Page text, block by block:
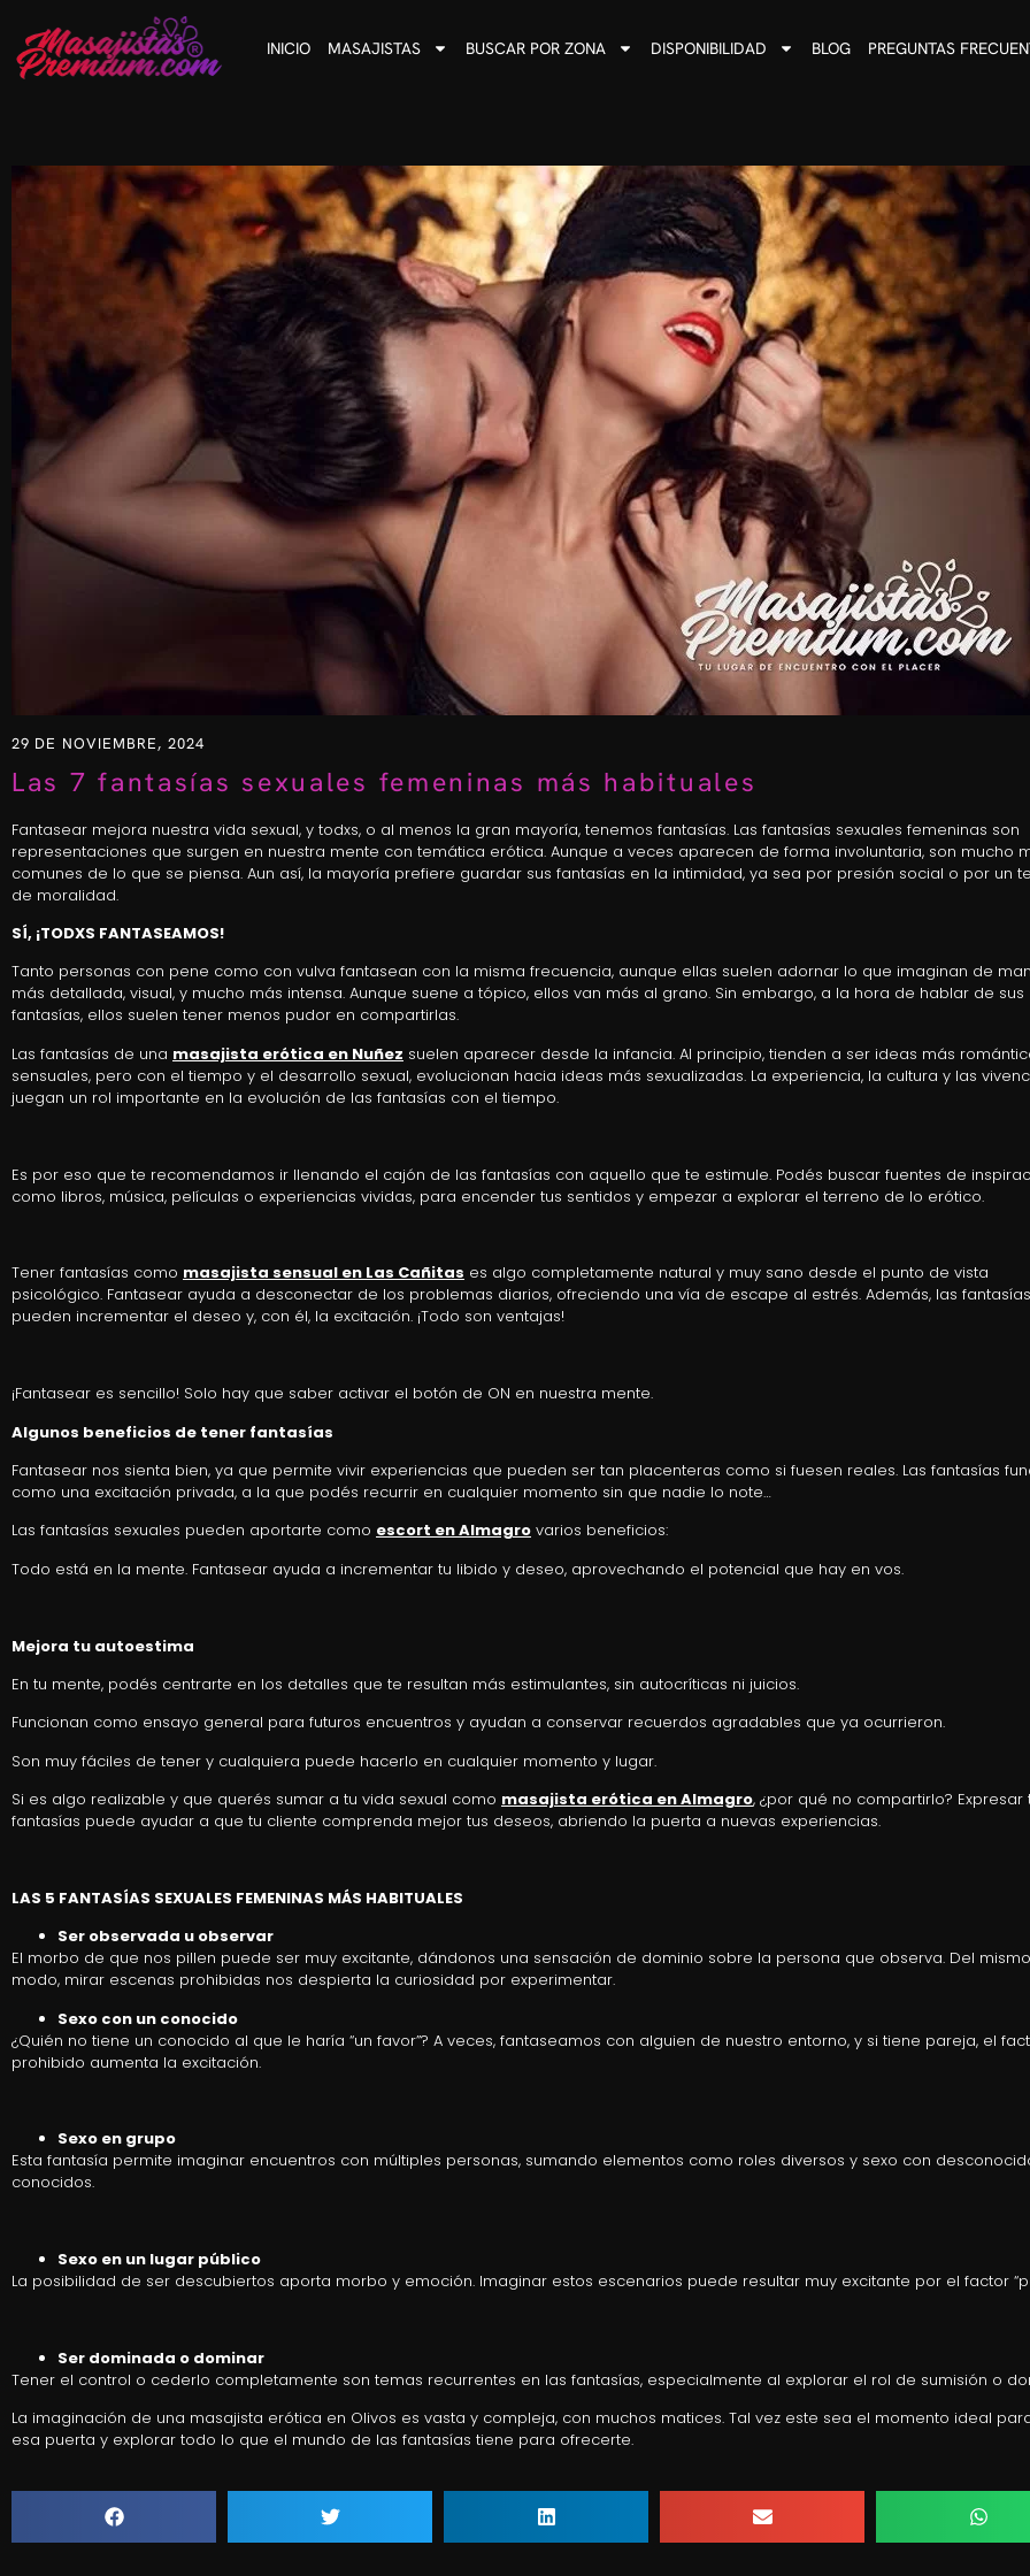
INICIO MASAJISTAS BUSCAR POR ZONA DISPONIBILIDAD BLOG PREGUNTAS
29 DE NOVIEMBRE, 2024
Las 7 fantasías sexuales femeninas más habituales
Fantasear mejora nuestra vida sexual, y todxs, o al menos la gran mayoría, tenemos fantasías. Las fantasías sexuales femeninas son
representaciones que surgen en nuestra mente con temática erótica. Aunque a veces aparecen de forma involuntaria, son mucho
comunes de lo que se piensa. Aun así, la mayoría prefiere guardar sus fantasías en la intimidad, ya sea por presión social o por un
de moralidad.
SÍ, ¡TODXS FANTASEAMOS!
Tanto personas con pene como con vulva fantasean con la misma frecuencia, aunque ellas suelen adornar lo que imaginan de
más detallada, visual, y mucho más intensa. Aunque suene a tópico, ellos van más al grano. Sin embargo, a la hora de hablar de sus
fantasías, ellos suelen tener menos pudor en compartirlas.
Las fantasías de una masajista erótica en Nuñez suelen aparecer desde la infancia. Al principio, tienden a ser ideas más
sensuales, pero con el tiempo y el desarrollo sexual, evolucionan hacia ideas más sexualizadas. La experiencia, la cultura y las
juegan un rol importante en la evolución de las fantasías con el tiempo.
Es por eso que te recomendamos ir llenando el cajón de las fantasías con aquello que te estimule. Podés buscar fuentes de
como libros, música, películas o experiencias vividas, para encender tus sentidos y empezar a explorar el terreno de lo erótico.
Tener fantasías como masajista sensual en Las Cañitas es algo completamente natural y muy sano desde el punto de vista
psicológico. Fantasear ayuda a desconectar de los problemas diarios, ofreciendo una vía de escape al estrés. Además, las fantasías
pueden incrementar el deseo y, con él, la excitación. ¡Todo son ventajas!
¡Fantasear es sencillo! Solo hay que saber activar el botón de ON en nuestra mente.
Algunos beneficios de tener fantasías
Fantasear nos sienta bien, ya que permite vivir experiencias que pueden ser tan placenteras como si fuesen reales. Las fantasías
como una excitación privada, a la que podés recurrir en cualquier momento sin que nadie lo note…
Las fantasías sexuales pueden aportarte como escort en Almagro varios beneficios:
Todo está en la mente. Fantasear ayuda a incrementar tu libido y deseo, aprovechando el potencial que hay en vos.
Mejora tu autoestima
En tu mente, podés centrarte en los detalles que te resultan más estimulantes, sin autocríticas ni juicios.
Funcionan como ensayo general para futuros encuentros y ayudan a conservar recuerdos agradables que ya ocurrieron.
Son muy fáciles de tener y cualquiera puede hacerlo en cualquier momento y lugar.
Si es algo realizable y que querés sumar a tu vida sexual como masajista erótica en Almagro, ¿por qué no compartirlo? Expresar
fantasías puede ayudar a que tu cliente comprenda mejor tus deseos, abriendo la puerta a nuevas experiencias.
LAS 5 FANTASÍAS SEXUALES FEMENINAS MÁS HABITUALES
Ser observada u observar
El morbo de que nos pillen puede ser muy excitante, dándonos una sensación de dominio sobre la persona que observa. Del mismo
modo, mirar escenas prohibidas nos despierta la curiosidad por experimentar.
Sexo con un conocido
¿Quién no tiene un conocido al que le haría “un favor”? A veces, fantaseamos con alguien de nuestro entorno, y si tiene pareja, el
prohibido aumenta la excitación.
Sexo en grupo
Esta fantasía permite imaginar encuentros con múltiples personas, sumando elementos como roles diversos y sexo con
conocidos.
Sexo en un lugar público
La posibilidad de ser descubiertos aporta morbo y emoción. Imaginar estos escenarios puede resultar muy excitante por el factor
Ser dominada o dominar
Tener el control o cederlo completamente son temas recurrentes en las fantasías, especialmente al explorar el rol de sumisión o
La imaginación de una masajista erótica en Olivos es vasta y compleja, con muchos matices. Tal vez este sea el momento ideal
esa puerta y explorar todo lo que el mundo de las fantasías tiene para ofrecerte.